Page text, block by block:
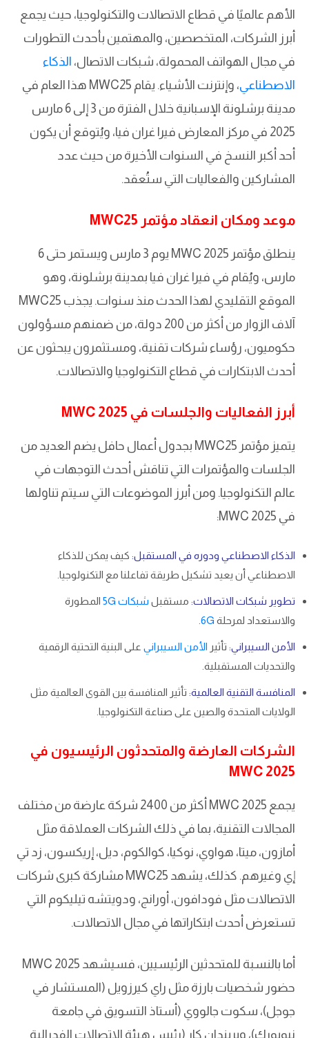
الأهم عالميًا في قطاع الاتصالات والتكنولوجيا، حيث يجمع
أبرز الشركات، المتخصصين، والمهتمين بأحدث التطورات
في مجال الهواتف المحمولة، شبكات الاتصال، الذكاء
الاصطناعي
، وإنترنت الأشياء. يقام MWC25 هذا العام في
مدينة برشلونة الإسبانية خلال الفترة من 3 إلى 6 مارس
2025 في مركز المعارض فيرا غران فيا، ويُتوقع أن يكون
أحد أكبر النسخ في السنوات الأخيرة من حيث عدد
المشاركين والفعاليات التي ستُعقد.
موعد ومكان انعقاد مؤتمر MWC25
ينطلق مؤتمر MWC 2025 يوم 3 مارس ويستمر حتى 6
مارس، ويُقام في فيرا غران فيا بمدينة برشلونة، وهو
الموقع التقليدي لهذا الحدث منذ سنوات. يجذب MWC25
آلاف الزوار من أكثر من 200 دولة، من ضمنهم مسؤولون
حكوميون، رؤساء شركات تقنية، ومستثمرون يبحثون عن
أحدث الابتكارات في قطاع التكنولوجيا والاتصالات.
أبرز الفعاليات والجلسات في MWC 2025
يتميز مؤتمر MWC25 بجدول أعمال حافل يضم العديد من
الجلسات والمؤتمرات التي تناقش أحدث التوجهات في
عالم التكنولوجيا. ومن أبرز الموضوعات التي سيتم تناولها
في MWC 2025:
الذكاء الاصطناعي ودوره في المستقبل: كيف يمكن للذكاء
الاصطناعي أن يعيد تشكيل طريقة تفاعلنا مع التكنولوجيا.
تطوير شبكات الاتصالات: مستقبل شبكات 5G
المطورة
والاستعداد لمرحلة 6G
الأمن السيبراني: تأثير الأمن السيبراني على البنية التحتية الرقمية
والتحديات المستقبلية.
المنافسة التقنية العالمية: تأثير المنافسة بين القوى العالمية مثل
الولايات المتحدة والصين على صناعة التكنولوجيا.
الشركات العارضة والمتحدثون الرئيسيون في
MWC 2025
يجمع MWC 2025 أكثر من 2400 شركة عارضة من مختلف
المجالات التقنية، بما في ذلك الشركات العملاقة مثل
أمازون، ميتا، هواوي، نوكيا، كوالكوم، ديل، إريكسون، زد تي
إي وغيرهم. كذلك، يشهد MWC25 مشاركة كبرى شركات
الاتصالات مثل فودافون، أورانج، ودويتشه تيليكوم التي
تستعرض أحدث ابتكاراتها في مجال الاتصالات.
أما بالنسبة للمتحدثين الرئيسيين، فسيشهد MWC 2025
حضور شخصيات بارزة مثل راي كيرزويل (المستشار في
جوجل)، سكوت جالووي (أستاذ التسويق في جامعة
نيويورك)، وبريندان كار (رئيس هيئة الاتصالات الفدرالية